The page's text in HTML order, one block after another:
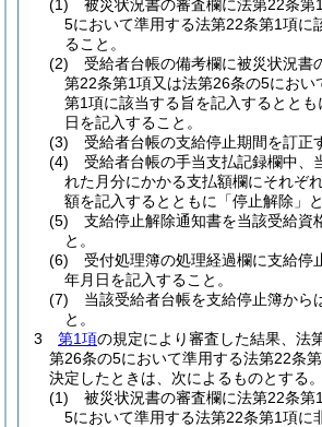
(1)
被災状況書の審査欄に法第22条第
5において準用する法第22条第1項に
ること。
(2)
受給者台帳の備考欄に被災状況書
第22条第1項又は法第26条の5におい
第1項に該当する旨を記入するととも
日を記入すること。
(3)
受給者台帳の支給停止期間を訂正
(4)
受給者台帳の手当支払記録欄中、
れた月分にかかる支払額欄にそれぞ
額を記入するとともに「停止解除」
(5)
支給停止解除通知書を当該受給資
と。
(6)
受付処理簿の処理経過欄に支給停
年月日を記入すること。
(7)
当該受給者台帳を支給停止簿から
と。
3
第1項の規定により審査した結果、法
第26条の5において準用する法第22条
決定したときは、次によるものとする。
(1)
被災状況書の審査欄に法第22条第
5において準用する法第22条第1項に